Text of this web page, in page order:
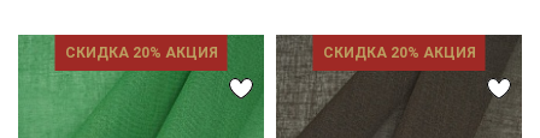
СКИДКА 20% АКЦИЯ СКИДКА 20% АКЦИЯ